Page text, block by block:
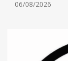
06/08/2026